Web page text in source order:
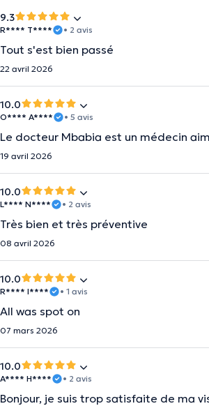
9.3
R**** T**** • 2 avis
Tout s'est bien passé
22 avril 2026
10.0
O**** A**** • 5 avis
Le docteur Mbabia est un médecin
19 avril 2026
10.0
L**** N**** • 2 avis
Très bien et très préventive
08 avril 2026
10.0
R**** I**** • 1 avis
All was spot on
07 mars 2026
10.0
A**** H**** • 2 avis
Bonjour, je suis trop satisfaite de ma